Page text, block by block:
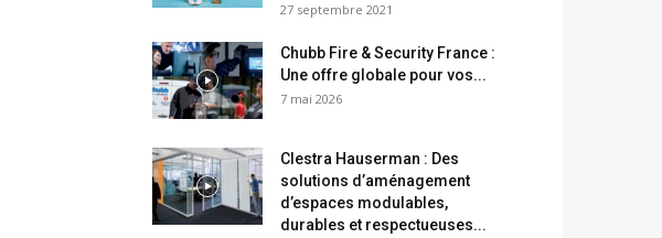
27 septembre 2021
Chubb Fire & Security France :
Une offre globale pour vos...
7 mai 2026
Clestra Hauserman : Des
solutions d’aménagement
d’espaces modulables,
durables et respectueuses...